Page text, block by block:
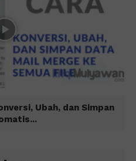
Ubah, dan Simpan